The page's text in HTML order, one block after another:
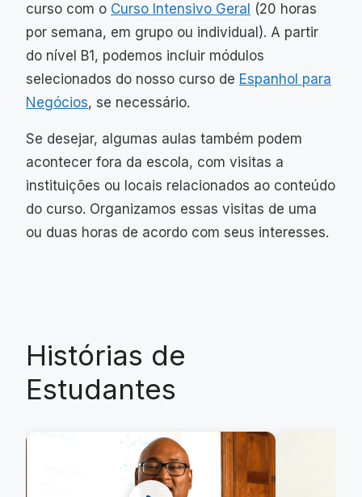
curso com o Curso Intensivo Geral (20 horas
por semana, em grupo ou individual). A partir
do nível B1, podemos incluir módulos
selecionados do nosso curso de Espanhol para
Negócios, se necessário.
Se desejar, algumas aulas também podem
acontecer fora da escola, com visitas a
instituições ou locais relacionados ao conteúdo
do curso. Organizamos essas visitas de uma
ou duas horas de acordo com seus interesses.
Histórias de
Estudantes